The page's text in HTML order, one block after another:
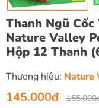
Thanh Ngũ
Nature Valley
Hộp 12 Thanh
Thương hiệu: Nature
145.000đ